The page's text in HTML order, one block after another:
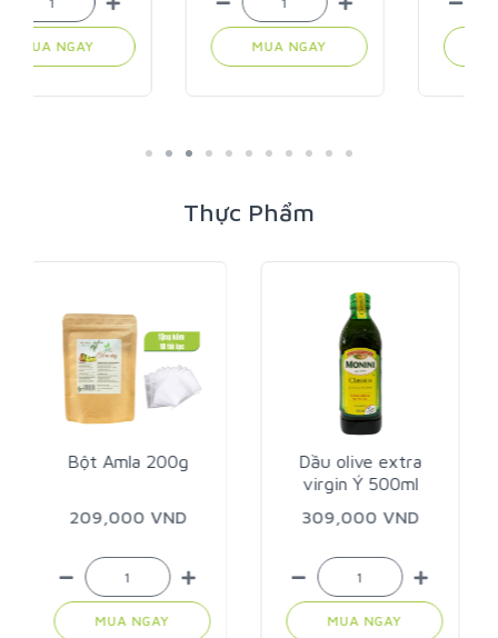
MUA NGAY MUA NGAY
Thực Phẩm
Dầu olive extra
309,000 VND
MUA NGAY
Dầu dừa Ghee
500ml